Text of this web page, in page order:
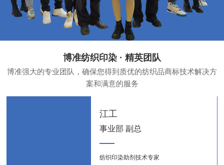
博准纺织印染 · 精英团队
博准强大的专业团队，确保您得到质优的纺织品商标技术解决方
案和满意的服务
江工
事业部 副总
纺织印染助剂技术专家